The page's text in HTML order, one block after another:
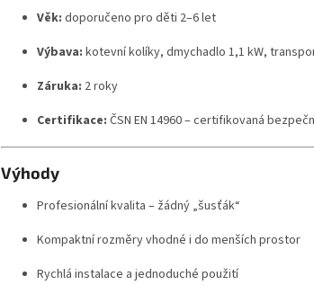
Věk: doporučeno pro děti 2–6 let
Výbava: kotevní kolíky, dmychadlo 1,1 kW,
Záruka: 2 roky
Certifikace: ČSN EN 14960 – certifikovaná
Výhody
Profesionální kvalita – žádný „šusťák“
Kompaktní rozměry vhodné i do menších prostor
Rychlá instalace a jednoduché použití